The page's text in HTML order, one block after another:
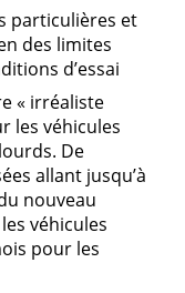
particulières et
des limites
d’essai
« irréaliste
les véhicules
De
allant jusqu’à
nouveau
véhicules
pour les